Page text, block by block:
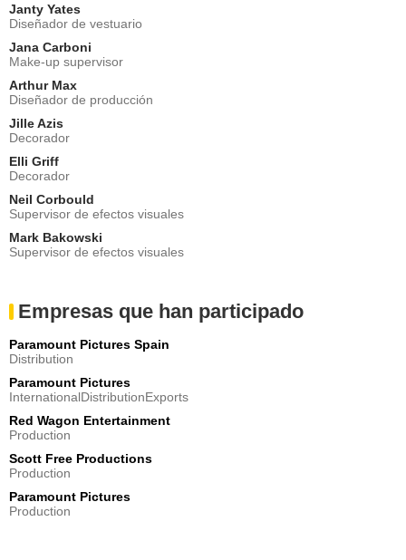
Janty Yates
Diseñador de vestuario
Jana Carboni
Make-up supervisor
Arthur Max
Diseñador de producción
Jille Azis
Decorador
Elli Griff
Decorador
Neil Corbould
Supervisor de efectos visuales
Mark Bakowski
Supervisor de efectos visuales
Empresas que han participado
Paramount Pictures Spain
Distribution
Paramount Pictures
InternationalDistributionExports
Red Wagon Entertainment
Production
Scott Free Productions
Production
Paramount Pictures
Production